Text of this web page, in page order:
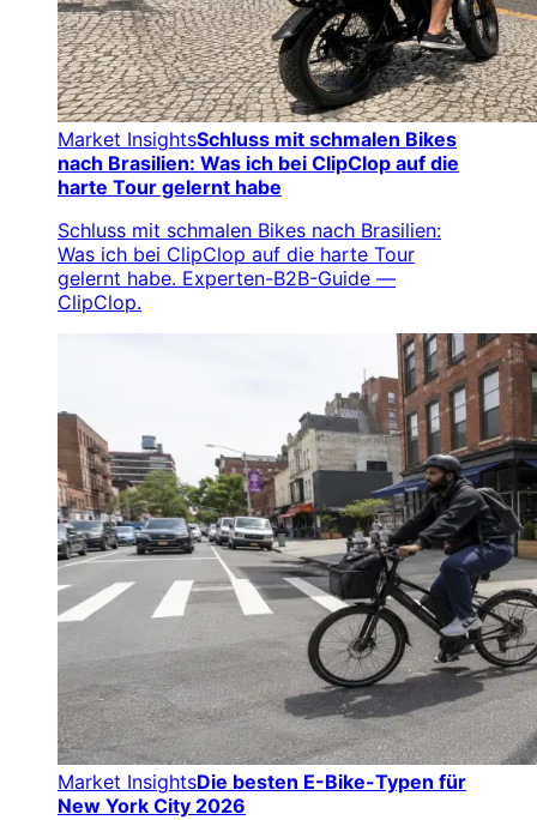
Market InsightsSchluss mit schmalen Bikes
nach Brasilien: Was ich bei ClipClop auf die
harte Tour gelernt habe
Schluss mit schmalen Bikes nach Brasilien:
Was ich bei ClipClop auf die harte Tour
gelernt habe. Experten-B2B-Guide —
ClipClop.
Market InsightsDie besten E-Bike-Typen für
New York City 2026